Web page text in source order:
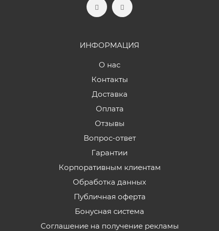
ИНФОРМАЦИЯ
О нас
Контакты
Доставка
Оплата
Отзывы
Вопрос-ответ
Гарантии
Корпоративным клиентам
Обработка данных
Публичная оферта
Бонусная система
Соглашение на получение рекламы